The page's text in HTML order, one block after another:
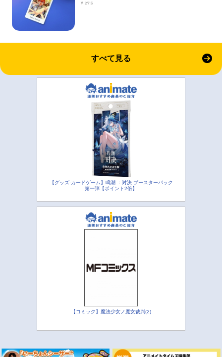
￥275
すべて見る
【グッズ-カードゲーム】鳴潮 ：対決 ブースターパック
第一弾【ポイント2倍】
【コミック】魔法少女ノ魔女裁判(2)